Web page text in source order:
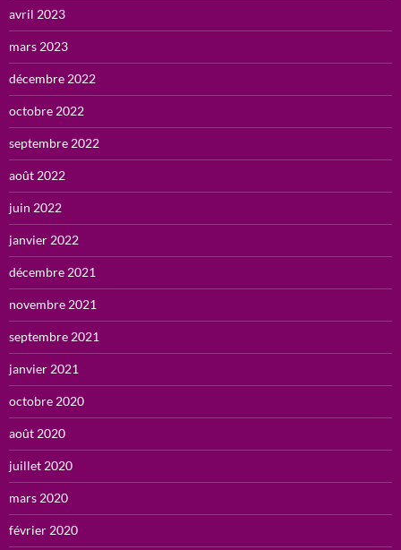
avril 2023
mars 2023
décembre 2022
octobre 2022
septembre 2022
août 2022
juin 2022
janvier 2022
décembre 2021
novembre 2021
septembre 2021
janvier 2021
octobre 2020
août 2020
juillet 2020
mars 2020
février 2020